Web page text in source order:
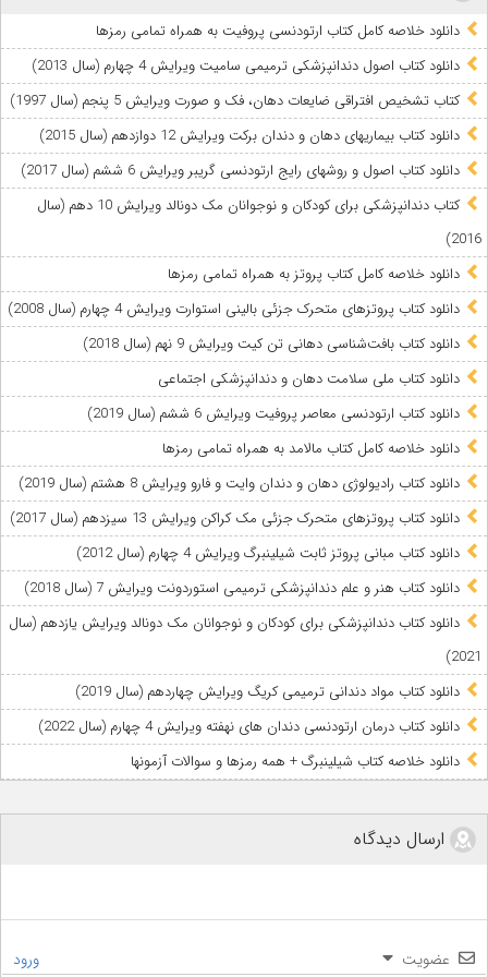
دانلود خلاصه کامل کتاب ارتودنسی پروفیت به همراه تمامی رمزها
دانلود کتاب اصول دندانپزشکی ترمیمی سامیت ویرایش 4 چهارم (سال 2013)
کتاب تشخیص افتراقی ضایعات دهان، فک و صورت ویرایش 5 پنجم (سال 1997)
دانلود کتاب بیماریهای دهان و دندان برکت ویرایش 12 دوازدهم (سال 2015)
دانلود کتاب اصول و روشهای رایج ارتودنسی گریبر ویرایش 6 ششم (سال 2017)
کتاب دندانپزشکی برای کودکان و نوجوانان مک دونالد ویرایش 10 دهم (سال
2016)
دانلود خلاصه کامل کتاب پروتز به همراه تمامی رمزها
دانلود کتاب پروتزهای متحرک جزئی بالینی استوارت ویرایش 4 چهارم (سال 2008)
دانلود کتاب بافت‌شناسی دهانی تن کیت ویرایش 9 نهم (سال 2018)
دانلود کتاب ملی سلامت دهان و دندانپزشکی اجتماعی
دانلود کتاب ارتودنسی معاصر پروفیت ویرایش 6 ششم (سال 2019)
دانلود خلاصه کامل کتاب مالامد به همراه تمامی رمزها
دانلود کتاب رادیولوژی دهان و دندان وایت و فارو ویرایش 8 هشتم (سال 2019)
دانلود کتاب پروتزهای متحرک جزئی مک کراکن ویرایش 13 سیزدهم (سال 2017)
دانلود کتاب مبانی پروتز ثابت شیلینبرگ ویرایش 4 چهارم (سال 2012)
دانلود کتاب هنر و علم دندانپزشکی ترمیمی استوردونت ویرایش 7 (سال 2018)
دانلود کتاب دندانپزشکی برای کودکان و نوجوانان مک دونالد ویرایش یازدهم (سال
2021)
دانلود کتاب مواد دندانی ترمیمی کریگ ویرایش چهاردهم (سال 2019)
دانلود کتاب درمان ارتودنسی دندان های نهفته ویرایش 4 چهارم (سال 2022)
دانلود خلاصه کتاب شیلینبرگ + همه رمزها و سوالات آزمونها
ارسال دیدگاه
عضویت ورود